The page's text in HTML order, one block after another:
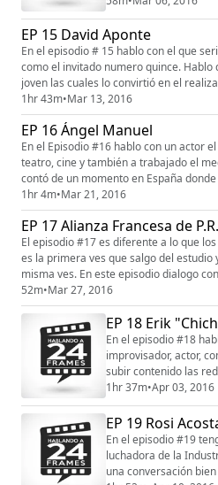
EP 15 David Aponte
En el episodio # 15 hablo con el que
como el invitado numero quince. Hablo
joven las cuales lo convirtió en el
reciente trabajo es la pelicula Back to
guste mi conversación con David
1hr 43m•Mar 13, 2016
EP 16 Ángel Manuel
En el Episodio #16 hablo con un actor
teatro, cine y también a trabajado el
contó de un momento en España
especial. Espero que les guste mucho
Manuel. Este episodio es auspiciado por OFX visitalos para ver los
mejores muebles de oficina en la calle
1hr 4m•Mar 21, 2016
EP 17 Alianza Francesa de P.R.
El episodio #17 es diferente a lo que
es la primera ves que salgo del estudio
misma ves. En este episodio dialogo
Festival de cine europeo de la Alianza
Europa" el cual se estará presentando
de Fine Arts en Miramar y varios de
52m•Mar 27, 2016
En el episodio #18
improvisador, actor,
subir contenido las
con el por que es una
forma de pensar y
les encante esta
encanto hablar con Erik
episodio es auspiciado
1hr 37m•Apr 03, 2016
EP 19 Rosi
En el episodio #19
luchadora de la
una conversación